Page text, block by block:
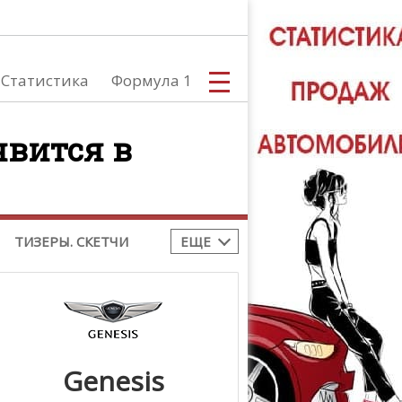
Статистика Формула 1
в
ТИЗЕРЫ. СКЕТЧИ ЕЩЕ
, Tourist Trophy
Genesis